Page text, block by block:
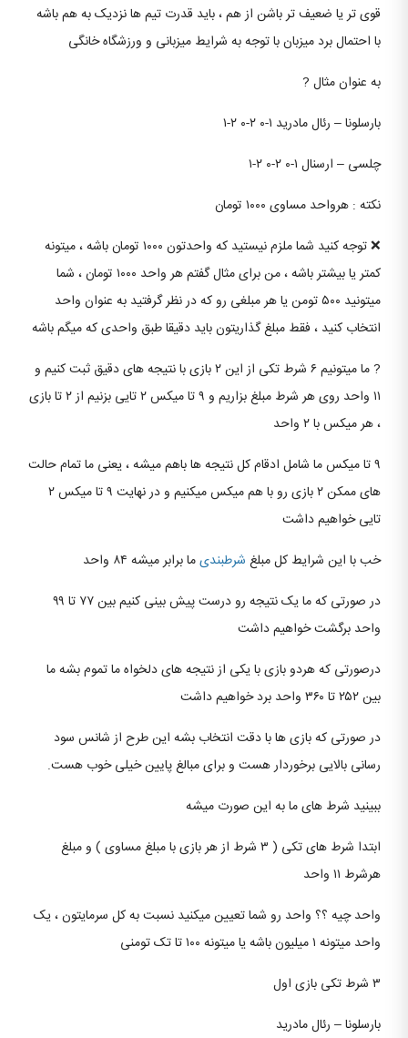
قوی تر یا ضعیف تر باشن از هم ، باید قدرت تیم ها نزدیک به هم باشه
با احتمال برد میزبان با توجه به شرایط میزبانی و ورزشگاه خانگی
به عنوان مثال ?
بارسلونا – رئال مادرید ۱-۰ ۲-۰ ۲-۱
چلسی – ارسنال ۱-۰ ۲-۰ ۲-۱
نکته : هرواحد مساوی ۱۰۰۰ تومان
❌ توجه کنید شما ملزم نیستید که واحدتون ۱۰۰۰ تومان باشه ، میتونه
کمتر یا بیشتر باشه ، من برای مثال گفتم هر واحد ۱۰۰۰ تومان ، شما
میتونید ۵۰۰ تومن یا هر مبلغی رو که در نظر گرفتید به عنوان واحد
انتخاب کنید ، فقط مبلغ گذاریتون باید دقیقا طبق واحدی که میگم باشه
? ما میتونیم ۶ شرط تکی از این ۲ بازی با نتیجه های دقیق ثبت کنیم و
۱۱ واحد روی هر شرط مبلغ بزاریم و ۹ تا میکس ۲ تایی بزنیم از ۲ تا بازی
، هر میکس با ۲ واحد
۹ تا میکس ما شامل ادقام کل نتیجه ها باهم میشه ، یعنی ما تمام حالت
های ممکن ۲ بازی رو با هم میکس میکنیم و در نهایت ۹ تا میکس ۲
تایی خواهیم داشت
خب با این شرایط کل مبلغ شرطبندیما برابر میشه ۸۴ واحد
در صورتی که ما یک نتیجه رو درست پیش بینی کنیم بین ۷۷ تا ۹۹
واحد برگشت خواهیم داشت
درصورتی که هردو بازی با یکی از نتیجه های دلخواه ما تموم بشه ما
بین ۲۵۲ تا ۳۶۰ واحد برد خواهیم داشت
در صورتی که بازی ها با دقت انتخاب بشه این طرح از شانس سود
رسانی بالایی برخوردار هست و برای مبالغ پایین خیلی خوب هست.
ببینید شرط های ما به این صورت میشه
ابتدا شرط های تکی ( ۳ شرط از هر بازی با مبلغ مساوی ) و مبلغ
هرشرط ۱۱ واحد
واحد چیه ؟؟ واحد رو شما تعیین میکنید نسبت به کل سرمایتون ، یک
واحد میتونه ۱ میلیون باشه یا میتونه ۱۰۰ تا تک تومنی
۳ شرط تکی بازی اول
بارسلونا – رئال مادرید